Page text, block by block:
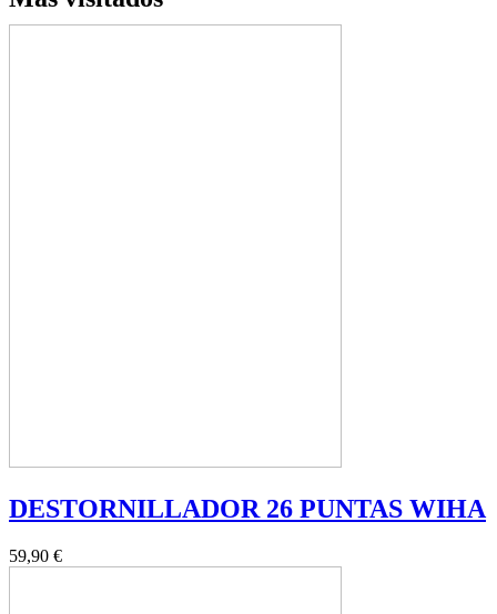
DESTORNILLADOR 26 PUNTAS WIHA
59,90 €